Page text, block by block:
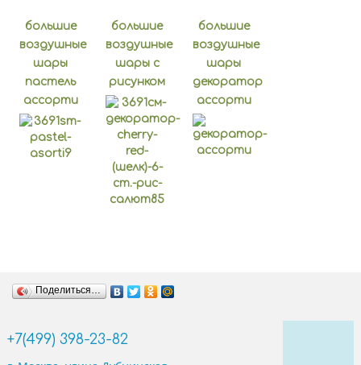
Сердца, Круги и Звезды
Буквы
большие
воздушные
шары
пастель
ассорти
большие
воздушные
шары с
рисунком
большие
воздушные
шары
декоратор
ассорти
Поделиться…
+7(499) 398-23-82